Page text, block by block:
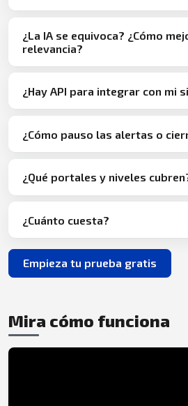
¿La IA se equivoca? ¿Cómo
relevancia?
¿Hay API para integrar con mi
¿Cómo pauso las alertas o
¿Qué portales y niveles
¿Cuánto cuesta?
Empieza tu prueba gratis
Mira cómo funciona